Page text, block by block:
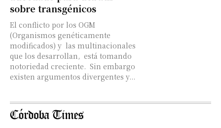
sobre transgénicos
El conflicto por los OGM
(Organismos genéticamente
modificados) y las multinacionales
que los desarrollan, está tomando
notoriedad creciente. Sin embargo
existen argumentos divergentes y...